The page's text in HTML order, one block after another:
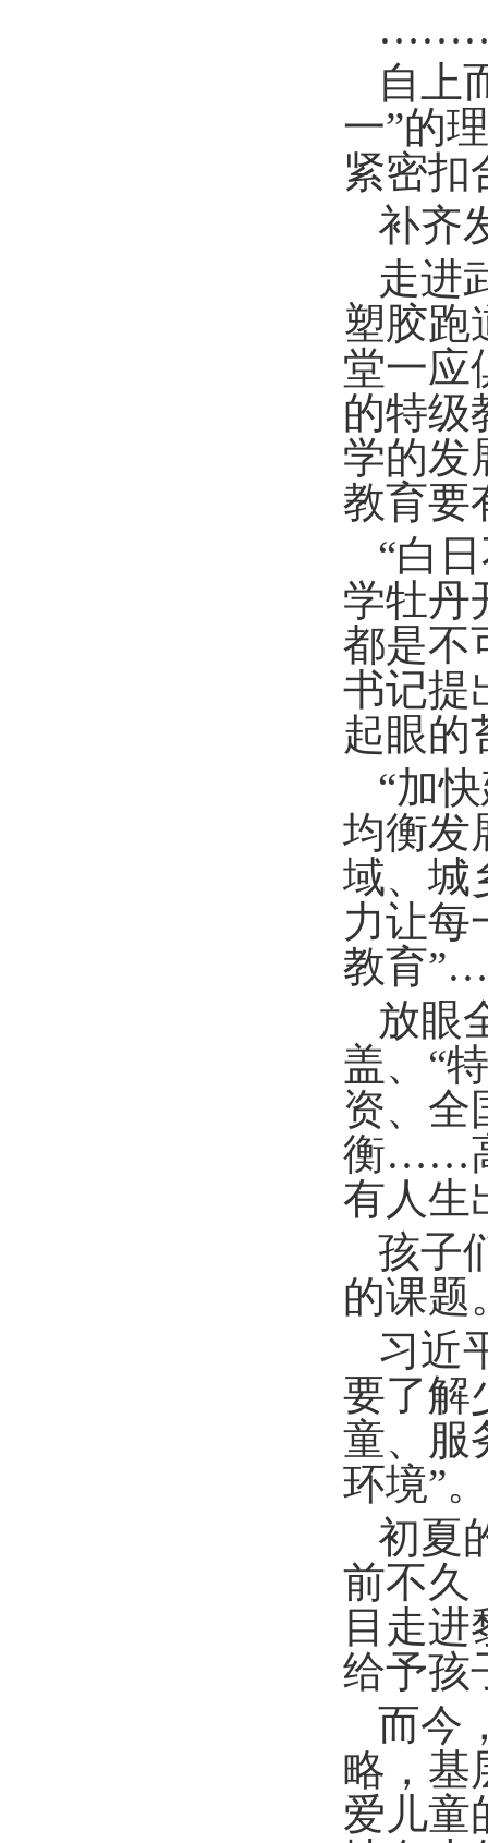
自上
一”的
紧密扣
补齐
走进
塑胶跑
堂一应
的特
学的发
教育要
“白
学牡丹
都是不
书记提
起眼的
“加
均衡发
域、城
力让每
教育
放眼
盖、“
资、全
衡……
有人生
孩子
的课题
习近
要了解
童、服
环境”。
初夏
前不久
目走
给予孩
而今
略，基
爱儿童